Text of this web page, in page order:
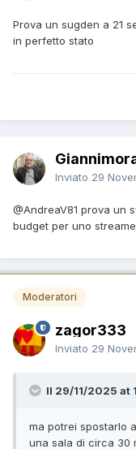
Prova un sugden a 21
in perfetto stato
Inviato 29
@AndreaV81 prova un
budget per uno
Moderatori
zagor333
Inviato 29
Il 29/11/2025 at
ma potrei spostarlo
una sala di circa 30